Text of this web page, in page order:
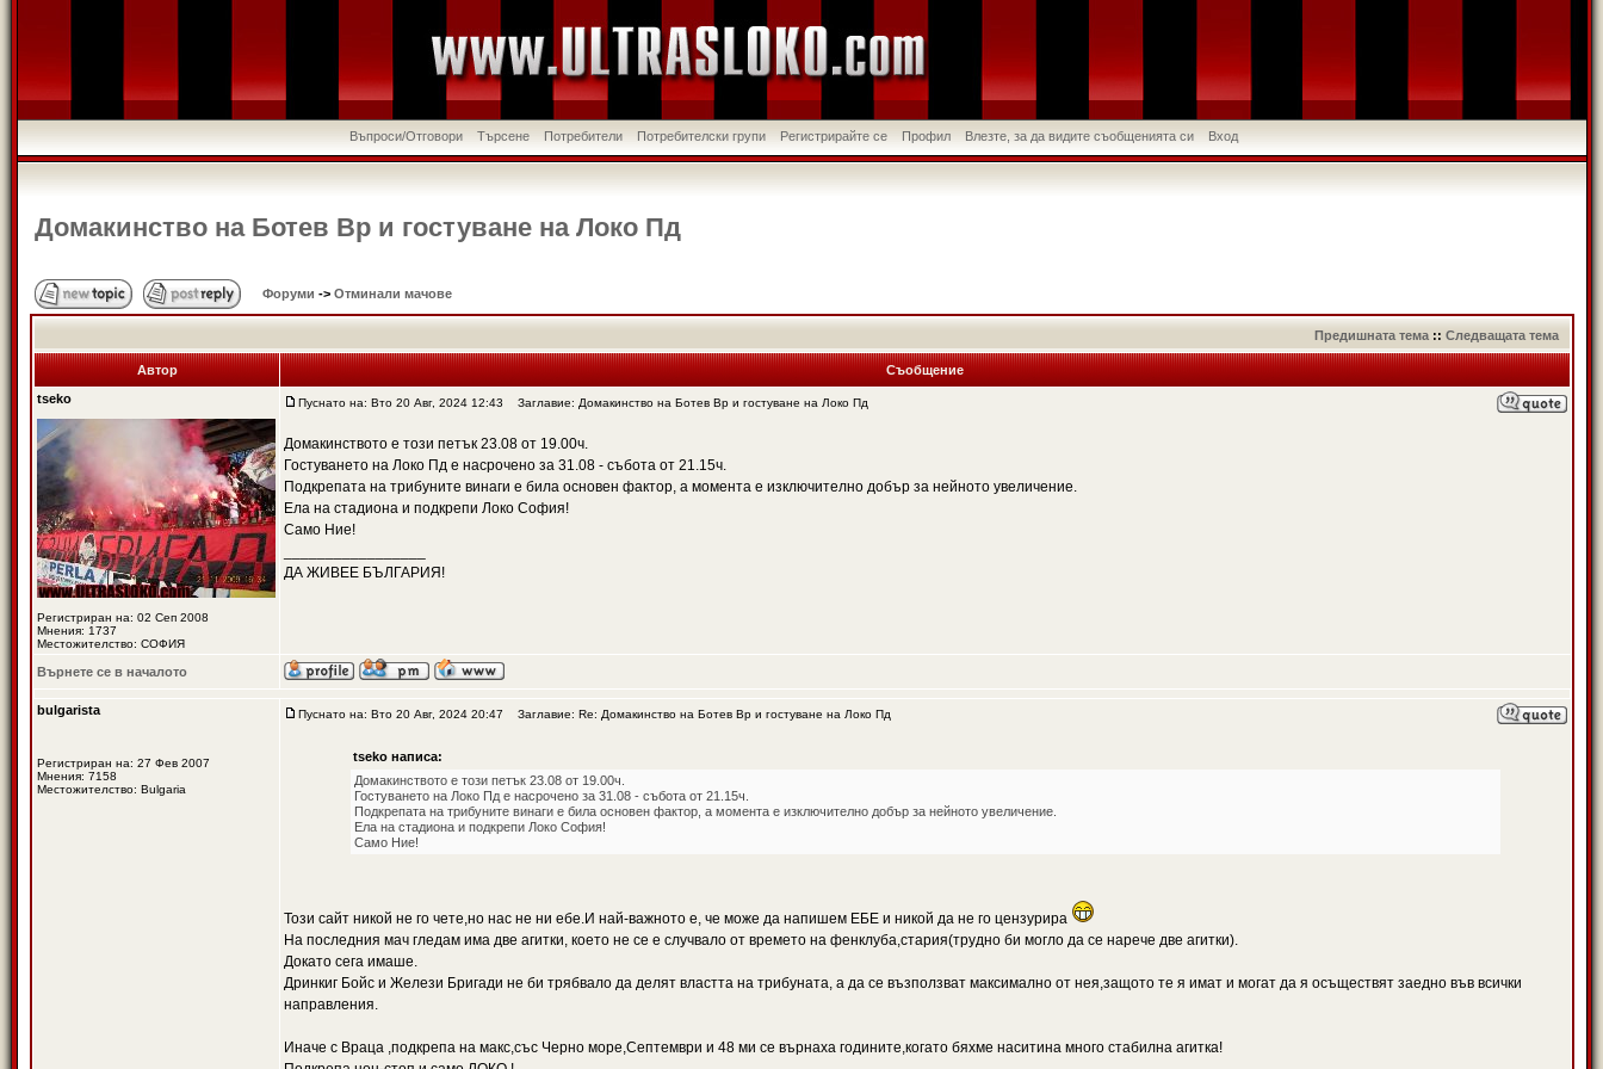
Въпроси/Отговори Търсене Потребители Потребителски групи Регистрирайте се Профил Влезте, за да видите съобщенията си Вход
Домакинство на Ботев Вр и гостуване на Локо Пд
Форуми -> Отминали мачове
Предишната тема :: Следващата тема
Автор
Съобщение
tseko
Регистриран на: 02 Сеп 2008
Мнения: 1737
Местожителство: СОФИЯ
Пуснато на: Вто 20 Авг, 2024 12:43 Заглавие: Домакинство на Ботев Вр и гостуване на Локо Пд
Домакинството е този петък 23.08 от 19.00ч.
Гостуването на Локо Пд е насрочено за 31.08 - събота от 21.15ч.
Подкрепата на трибуните винаги е била основен фактор, а момента е изключително добър за нейното увеличение.
Ела на стадиона и подкрепи Локо София!
Само Ние!
ДА ЖИВЕЕ БЪЛГАРИЯ!
Върнете се в началото
bulgarista
Регистриран на: 27 Фев 2007
Мнения: 7158
Местожителство: Bulgaria
Пуснато на: Вто 20 Авг, 2024 20:47 Заглавие: Re: Домакинство на Ботев Вр и гостуване на Локо Пд
tseko написа:
Домакинството е този петък 23.08 от 19.00ч.
Гостуването на Локо Пд е насрочено за 31.08 - събота от 21.15ч.
Подкрепата на трибуните винаги е била основен фактор, а момента е изключително добър за нейното увеличение.
Ела на стадиона и подкрепи Локо София!
Само Ние!
Този сайт никой не го чете,но нас не ни ебе.И най-важното е, че може да напишем ЕБЕ и никой да не го цензурира
На последния мач гледам има две агитки, което не се е случвало от времето на фенклуба,стария(трудно би могло да се нарече две агитки).
Докато сега имаше.
Дринкиг Бойс и Желези Бригади не би трябвало да делят властта на трибуната, а да се възползват максимално от нея,защото те я имат и могат да я осъществят заедно във всички
направления.
Иначе с Враца ,подкрепа на макс,със Черно море,Септември и 48 ми се върнаха годините,когато бяхме наситина много стабилна агитка!